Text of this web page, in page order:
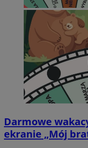
Darmowe
ekranie „Mój